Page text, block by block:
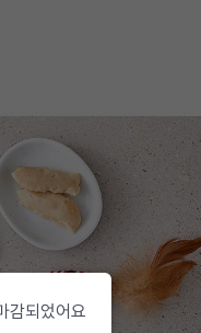
감되었어요